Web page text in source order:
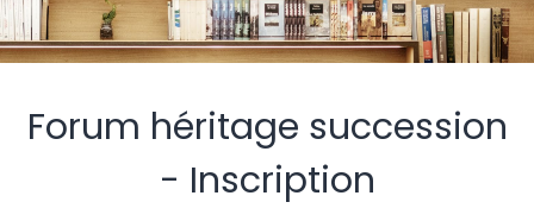
Forum héritage succession
- Inscription